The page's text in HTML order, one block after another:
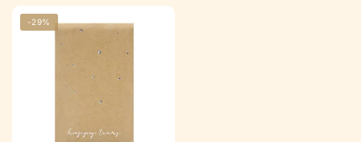
-29%